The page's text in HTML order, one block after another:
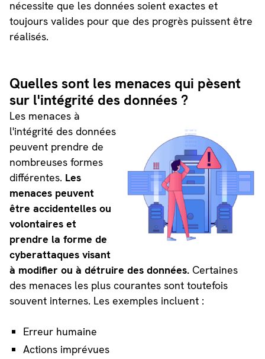
nécessite que les données soient exactes et
toujours valides pour que des progrès puissent être
réalisés.
Quelles sont les menaces qui pèsent
sur l'intégrité des données ?
Les menaces à
l'intégrité des données
peuvent prendre de
nombreuses formes
différentes. Les
menaces peuvent
être accidentelles ou
volontaires et
prendre la forme de
cyberattaques visant
à modifier ou à détruire des données.Certaines
des menaces les plus courantes sont toutefois
souvent internes. Les exemples incluent :
Erreur humaine
Actions imprévues